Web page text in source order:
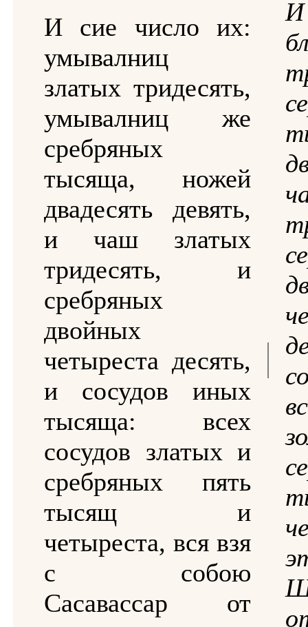
И сие число их:
умывалниц
златых тридесять,
умывалниц же
сребряных
тысяща, ножей
двадесять девять,
и чаш златых
тридесять, и
сребряных
двойных
четыреста десять,
и сосудов иных
тысяща: всех
сосудов златых и
сребряных пять
тысящ и
четыреста, вся взя
с собою
Сасавассар от
И